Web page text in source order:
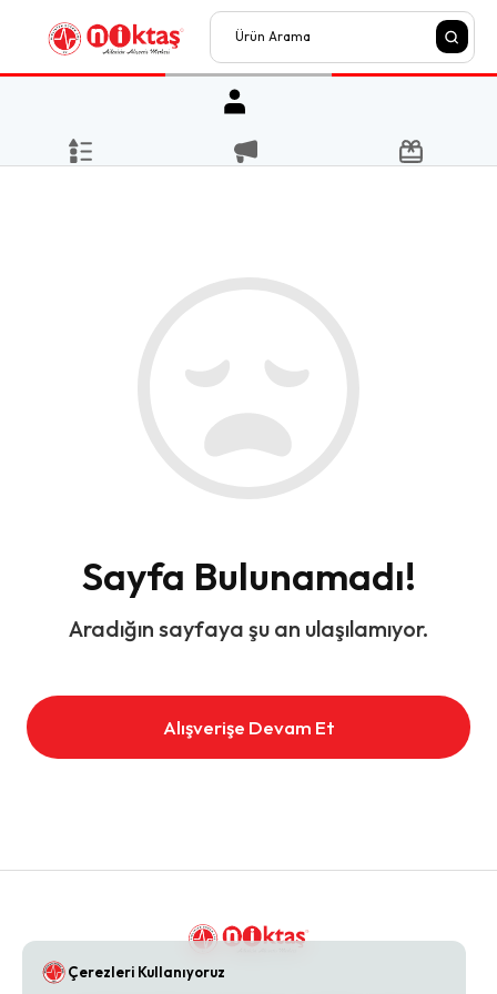
Sayfa Bulunamadı!
Aradığın sayfaya şu an ulaşılamıyor.
Alışverişe Devam Et
Çerezleri Kullanıyoruz